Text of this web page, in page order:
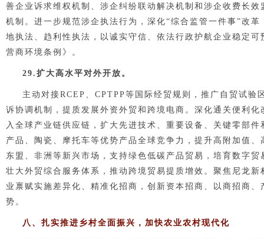
善企业诉求维权机制、涉企纠纷联动解决机制和涉企收费长
机制。进一步规范涉企执法行为，深化“综合监管一件事”改
地执法、趋利性执法，以诚实守信、依法行政护航企业稳定
营商环境条例》。
29.扩大高水平对外开放。
主动对接RCEP、CPTPP等国际经贸规则，推广自贸试
诉协调机制
，提质发展外资外贸和跨境电商 。深化通关便利化
入全球产业链供应链，扩大先进技术、重要设备、关键零部
产品、陶瓷、摩托车等优势产品全球竞争力，提升高附加值
东盟、非洲等新兴市场，支持绿色低碳产品贸易，培育数字
壮大外贸综合服务体系，推动跨境贸易提质增效。聚焦尼龙
业禀赋实施差异化、精准化招商，创新资本招商、以商招商
势。
八、扎实推进乡村全面振兴，加快农业农村现代化